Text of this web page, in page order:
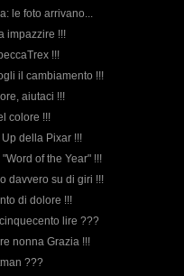
le foto arrivano...
impazzire !!!
!!!
il cambiamento !!!
aiutaci !!!
colore !!!
della Pixar !!!
of the Year" !!!
davvero su di giri !!!
di dolore !!!
lire ???
nonna Grazia !!!
???